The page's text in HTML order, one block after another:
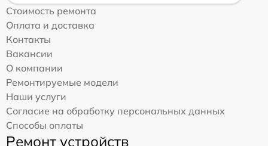
Стоимость ремонта
Оплата и доставка
Контакты
Вакансии
О компании
Ремонтируемые модели
Наши услуги
Согласие на обработку персональных данных
Способы оплаты
Ремонт устройств